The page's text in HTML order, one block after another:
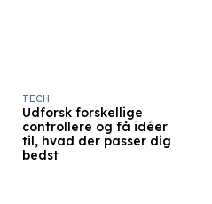
Udforsk forskellige
controllere og få idéer
til, hvad der passer dig
bedst
TECH